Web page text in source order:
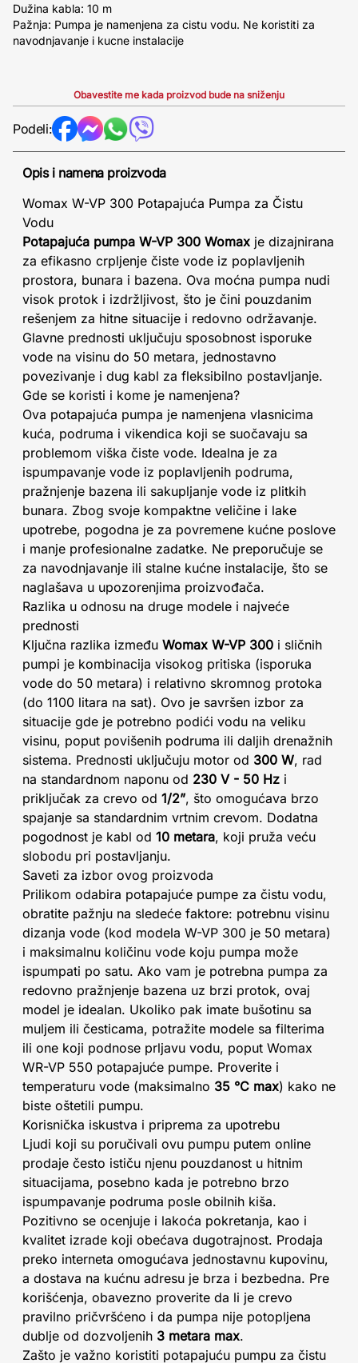
Dužina kabla: 10 m
Pažnja: Pumpa je namenjena za cistu vodu. Ne koristiti za
navodnjavanje i kucne instalacije
Obavestite me kada proizvod bude na sniženju
Podeli:
Opis i namena proizvoda
Womax W-VP 300 Potapajuća Pumpa za Čistu
Vodu
Potapajuća pumpa W-VP 300 Womax je dizajnirana
za efikasno crpljenje čiste vode iz poplavljenih
prostora, bunara i bazena. Ova moćna pumpa nudi
visok protok i izdržljivost, što je čini pouzdanim
rešenjem za hitne situacije i redovno održavanje.
Glavne prednosti uključuju sposobnost isporuke
vode na visinu do 50 metara, jednostavno
povezivanje i dug kabl za fleksibilno postavljanje.
Gde se koristi i kome je namenjena?
Ova potapajuća pumpa je namenjena vlasnicima
kuća, podruma i vikendica koji se suočavaju sa
problemom viška čiste vode. Idealna je za
ispumpavanje vode iz poplavljenih podruma,
pražnjenje bazena ili sakupljanje vode iz plitkih
bunara. Zbog svoje kompaktne veličine i lake
upotrebe, pogodna je za povremene kućne poslove
i manje profesionalne zadatke. Ne preporučuje se
za navodnjavanje ili stalne kućne instalacije, što se
naglašava u upozorenjima proizvođača.
Razlika u odnosu na druge modele i najveće
prednosti
Ključna razlika između Womax W-VP 300 i sličnih
pumpi je kombinacija visokog pritiska (isporuka
vode do 50 metara) i relativno skromnog protoka
(do 1100 litara na sat). Ovo je savršen izbor za
situacije gde je potrebno podići vodu na veliku
visinu, poput povišenih podruma ili daljih drenažnih
sistema. Prednosti uključuju motor od 300 W, rad
na standardnom naponu od 230 V - 50 Hz i
priključak za crevo od 1/2”, što omogućava brzo
spajanje sa standardnim vrtnim crevom. Dodatna
pogodnost je kabl od 10 metara, koji pruža veću
slobodu pri postavljanju.
Saveti za izbor ovog proizvoda
Prilikom odabira potapajuće pumpe za čistu vodu,
obratite pažnju na sledeće faktore: potrebnu visinu
dizanja vode (kod modela W-VP 300 je 50 metara)
i maksimalnu količinu vode koju pumpa može
ispumpati po satu. Ako vam je potrebna pumpa za
redovno pražnjenje bazena uz brzi protok, ovaj
model je idealan. Ukoliko pak imate bušotinu sa
muljem ili česticama, potražite modele sa filterima
ili one koji podnose prljavu vodu, poput Womax
WR-VP 550 potapajuće pumpe. Proverite i
temperaturu vode (maksimalno 35 °C max) kako ne
biste oštetili pumpu.
Korisnička iskustva i priprema za upotrebu
Ljudi koji su poručivali ovu pumpu putem online
prodaje često ističu njenu pouzdanost u hitnim
situacijama, posebno kada je potrebno brzo
ispumpavanje podruma posle obilnih kiša.
Pozitivno se ocenjuje i lakoća pokretanja, kao i
kvalitet izrade koji obećava dugotrajnost. Prodaja
preko interneta omogućava jednostavnu kupovinu,
a dostava na kućnu adresu je brza i bezbedna. Pre
korišćenja, obavezno proverite da li je crevo
pravilno pričvršćeno i da pumpa nije potopljena
dublje od dozvoljenih 3 metara max.
Zašto je važno koristiti potapajuću pumpu za čistu